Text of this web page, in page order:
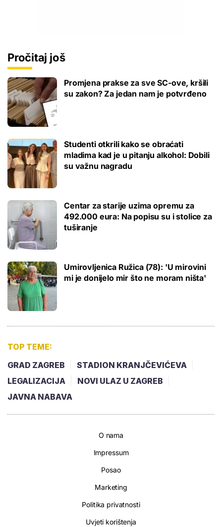
Pročitaj još
Promjena prakse za sve SC-ove, kršili
su zakon? Za jedan nam je potvrđeno
Studenti otkrili kako se obraćati
mladima kad je u pitanju alkohol: Dobili
su važnu nagradu
Centar za starije uzima opremu za
492.000 eura: Na popisu su i stolice za
tuširanje
Umirovljenica Ružica (78): 'U mirovini
mi je donijelo mir što ne moram ništa'
TOP TEME:
GRAD ZAGREB
STADION KRANJČEVIĆEVA
LEGALIZACIJA
NOVI ULAZ U ZAGREB
JAVNA NABAVA
O nama
Impressum
Posao
Marketing
Politika privatnosti
Uvjeti korištenja